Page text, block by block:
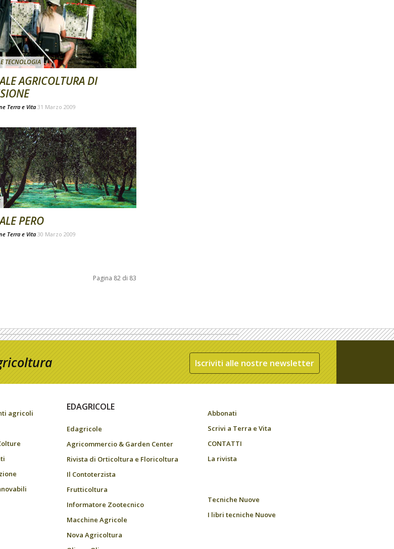
TECNOLOGIA
AGRICOLTURA DI
Terra e Vita31 Marzo 2009
PERO
Terra e Vita30 Marzo 2009
Pagina 82 di 83
Iscriviti alle nostre newsletter
agricoli
EDAGRICOLE
Edagricole
Agricommercio & Garden Center
Rivista di Orticoltura e Floricoltura
Il Contoterzista
Frutticoltura
Informatore Zootecnico
Macchine Agricole
Nova Agricoltura
Abbonati
Scrivi a Terra e Vita
CONTATTI
La rivista
Tecniche Nuove
I libri tecniche Nuove